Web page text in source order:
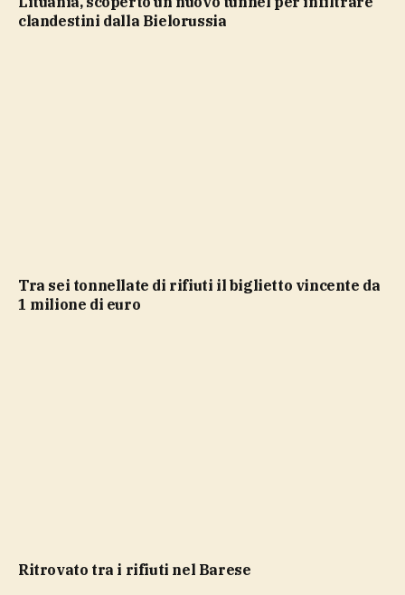
clandestini dalla Bielorussia
Tra sei tonnellate di rifiuti il biglietto vincente da
1 milione di euro
ritrovato tra i rifiuti nel Barese